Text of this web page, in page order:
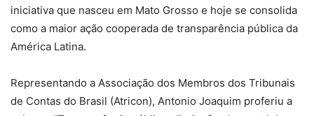
iniciativa que nasceu em Mato Grosso e hoje se consolida
como a maior ação cooperada de transparência pública da
América Latina.
Representando a Associação dos Membros dos Tribunais
de Contas do Brasil (Atricon), Antonio Joaquim proferiu a